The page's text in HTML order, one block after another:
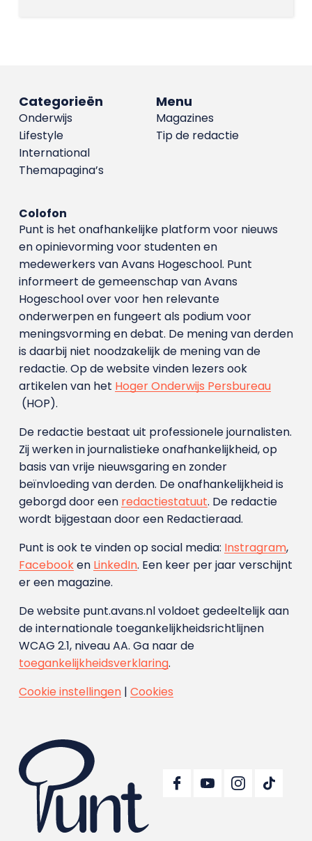
Menu
Magazines
Tip de redactie
Categorieën
Onderwijs
Lifestyle
International
Themapagina’s
Colofon
Punt is het onafhankelijke platform voor nieuws
en opinievorming voor studenten en
medewerkers van Avans Hoge­school. Punt
informeert de gemeenschap van Avans
Hogeschool over voor hen relevante
onderwerpen en fungeert als podium voor
meningsvorming en debat. De mening van derden
is daarbij niet noodzakelijk de mening van de
redactie. Op de website vinden lezers ook
artikelen van het Hoger Onderwijs Persbureau
(HOP).
De redactie bestaat uit professionele journalisten.
Zij werken in journalistieke onafhankelijkheid, op
basis van vrije nieuwsgaring en zonder
beïnvloeding van derden. De onafhankelijkheid is
geborgd door een redactiestatuut. De redactie
wordt bijgestaan door een Redactieraad.
Punt is ook te vinden op social media: Instragram,
Facebooken LinkedIn. Een keer per jaar verschijnt
er een magazine.
De website punt.avans.nl voldoet gedeeltelijk aan
de internationale toegankelijkheidsrichtlijnen
WCAG 2.1, niveau AA. Ga naar de
toegankelijkheidsverklaring.
Cookie instellingen| Cookies